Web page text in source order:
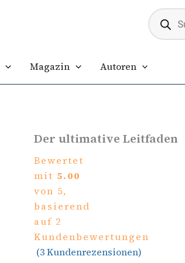
Products
search
Magazin Autoren
Der ultimative Leitfaden
Bewertet
mit 5.00
von 5,
basierend
auf 2
Kundenbewertungen
(3Kundenrezensionen)